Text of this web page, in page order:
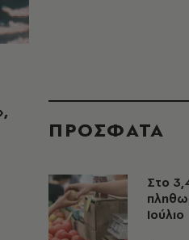
ΠΡΟΣΦΑΤΑ
Στο
Ιούλιο